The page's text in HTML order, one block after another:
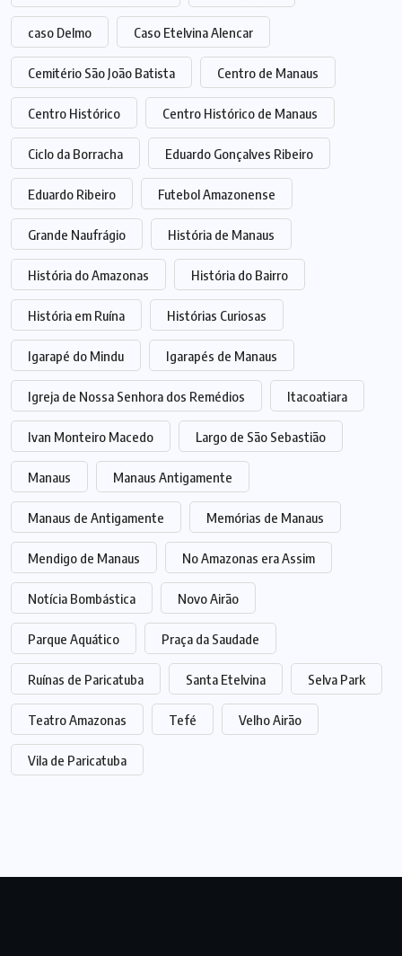
caso Delmo Caso Etelvina Alencar
Cemitério São João Batista Centro de Manaus
Centro Histórico Centro Histórico de Manaus
Ciclo da Borracha Eduardo Gonçalves Ribeiro
Eduardo Ribeiro Futebol Amazonense
Grande Naufrágio História de Manaus
História do Amazonas História do Bairro
História em Ruína Histórias Curiosas
Igarapé do Mindu Igarapés de Manaus
Igreja de Nossa Senhora dos Remédios Itacoatiara
Ivan Monteiro Macedo Largo de São Sebastião
Manaus Manaus Antigamente
Manaus de Antigamente Memórias de Manaus
Mendigo de Manaus No Amazonas era Assim
Notícia Bombástica Novo Airão
Parque Aquático Praça da Saudade
Ruínas de Paricatuba Santa Etelvina Selva Park
Teatro Amazonas Tefé Velho Airão
Vila de Paricatuba